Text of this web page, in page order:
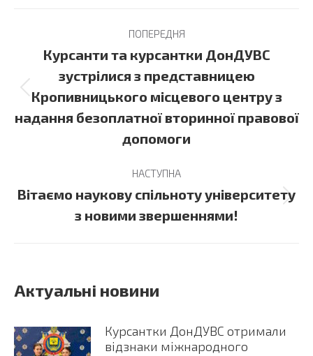
navigation
ПОПЕРЕДНЯ
Previous
post:
Курсанти та курсантки ДонДУВС
зустрілися з представницею
Кропивницького місцевого центру з
надання безоплатної вторинної правової
допомоги
НАСТУПНА
Next
post:
Вітаємо наукову спільноту університету
з новими звершеннями!
Актуальні новини
Курсантки ДонДУВС отримали
відзнаки міжнародного